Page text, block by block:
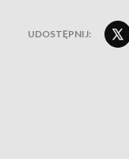
UDOSTĘPNIJ: